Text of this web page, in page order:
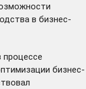
в бизнес-
процессе
бизнес-